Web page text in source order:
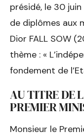
présidé, le 30
de diplômes aux
Dior FALL SOW
thème : «
fondement de
AU TITRE DE
PREMIER
Monsieur le